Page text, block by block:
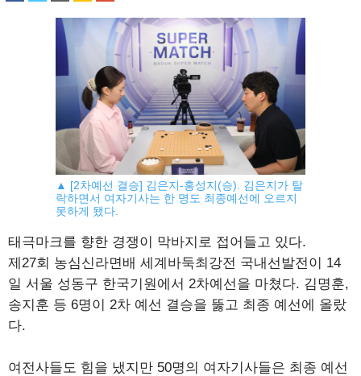
▲ [2차예선 결승] 김은지-홍성지(승). 김은지가 탈
락하면서 여자기사는 한 명도 최종예선에 오르지
못하게 됐다.
태극마크를 향한 경쟁이 막바지로 접어들고 있다.
제27회 농심신라면배 세계바둑최강전 국내선발전이 14
일 서울 성동구 한국기원에서 2차예선을 마쳤다. 김명훈,
송지훈 등 6명이 2차 예선 결승을 뚫고 최종 예선에 올랐
다.
여전사들도 힘을 냈지만 50명의 여자기사들은 최종 예선